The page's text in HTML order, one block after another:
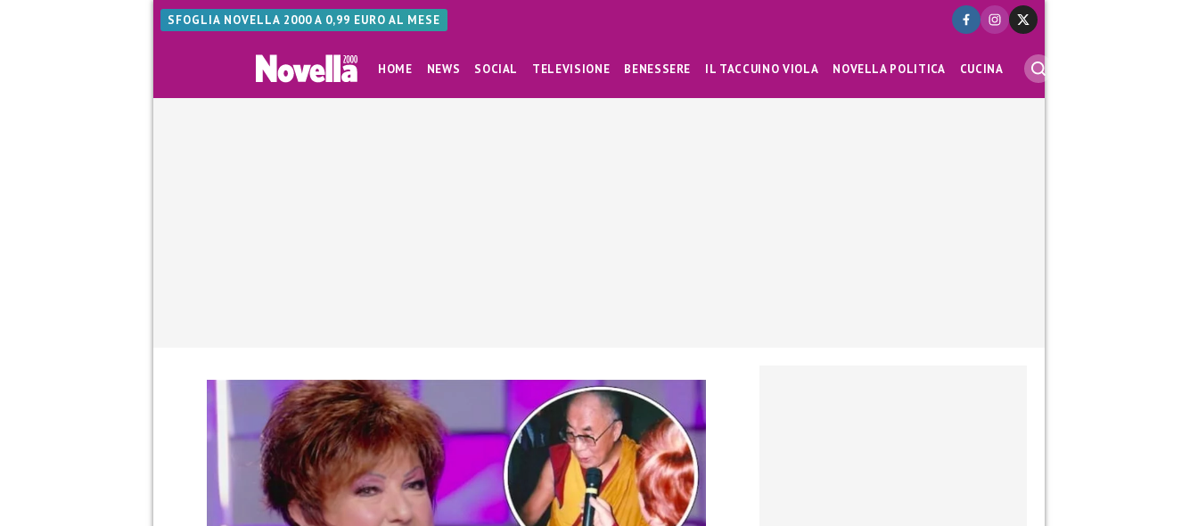
SFOGLIA NOVELLA 2000 A 0,99 EURO AL MESE
HOME NEWS SOCIAL TELEVISIONE BENESSERE IL TACCUINO VIOLA NOVELLA POLITICA CUCINA